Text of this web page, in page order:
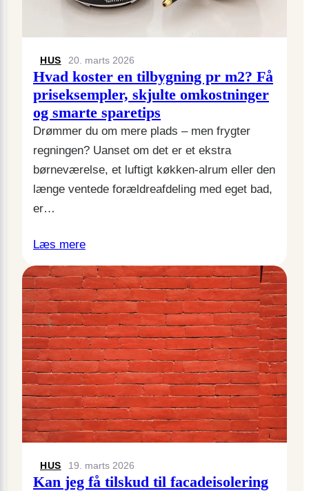
HUS 20. marts 2026
Hvad koster en tilbygning pr m2? Få
priseksempler, skjulte omkostninger
og smarte sparetips
Drømmer du om mere plads – men frygter
regningen? Uanset om det er et ekstra
børneværelse, et luftigt køkken-alrum eller den
længe ventede forældreafdeling med eget bad,
er…
Læs mere
HUS 19. marts 2026
Kan jeg få tilskud til facadeisolering